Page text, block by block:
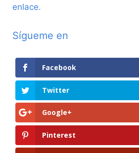
enlace.
Sígueme en
Facebook
Twitter
Google+
Pinterest